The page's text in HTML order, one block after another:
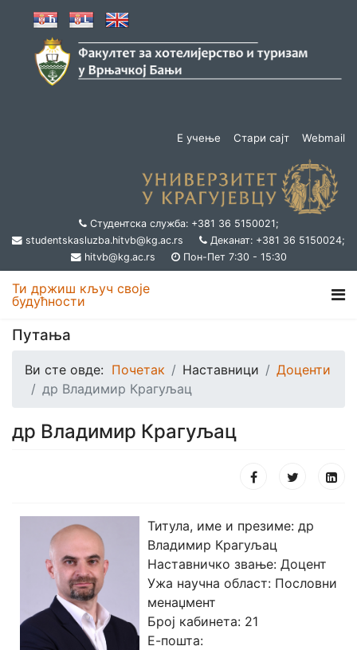
Е учење Стари сајт Webmail
Студентска служба: +381 36 5150021;
studentskasluzba.hitvb@kg.ac.rs
Деканат: +381 36 5150024;
hitvb@kg.ac.rs
Пон-Пет 7:30 - 15:30
Ти држиш кључ своје
будућности
Путања
Ви сте овде: Почетак Наставници
Доценти
др Владимир Крагуљац
др Владимир Крагуљац
Титула, име и презиме: др
Владимир Крагуљац
Наставничко звање: Доцент
Ужа научна област: Пословни
менаџмент
Број кабинета: 21
Е-пошта: